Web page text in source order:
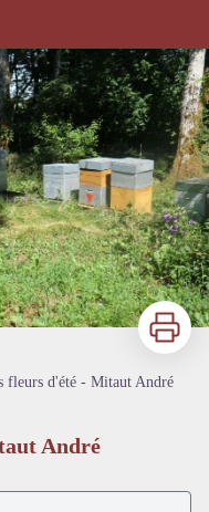
Imprimer
fleurs d'été - Mitaut André
André